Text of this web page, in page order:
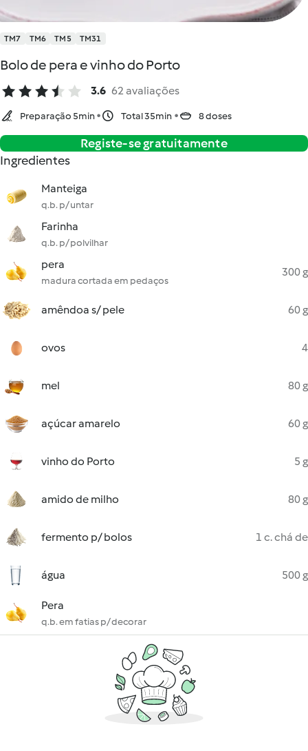
TM7 TM6 TM5 TM31
Bolo de pera e vinho do Porto
3.6 62 avaliações
Preparação 5min Total 35min 8 doses
Registe-se gratuitamente
Ingredientes
Manteiga
q.b. p/ untar
Farinha
q.b. p/ polvilhar
pera
madura cortada em pedaços
300 g
amêndoa s/ pele 60 g
ovos 4
mel 80 g
açúcar amarelo 60 g
vinho do Porto 5 g
amido de milho 80 g
fermento p/ bolos 1 c. chá de
água 500 g
Pera
q.b. em fatias p/ decorar